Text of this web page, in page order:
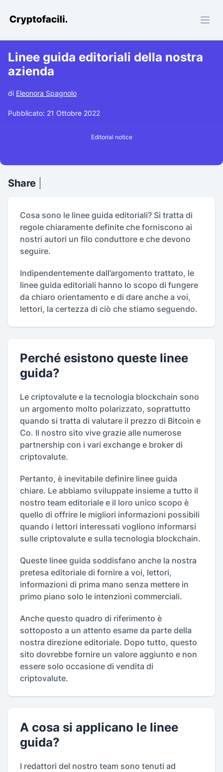
Cryptofacili.com
Linee guida editoriali della nostra
azienda
di Eleonora Spagnolo
Pubblicato: 21 Ottobre 2022
Editorial notice
Share
Cosa sono le linee guida editoriali? Si tratta di
regole chiaramente definite che forniscono ai
nostri autori un filo conduttore e che devono
seguire.
Indipendentemente dall’argomento trattato, le
linee guida editoriali hanno lo scopo di fungere
da chiaro orientamento e di dare anche a voi,
lettori, la certezza di ciò che stiamo seguendo.
Perché esistono queste linee
guida?
Le criptovalute e la tecnologia blockchain sono
un argomento molto polarizzato, soprattutto
quando si tratta di valutare il prezzo di Bitcoin e
Co. Il nostro sito vive grazie alle numerose
partnership con i vari exchange e broker di
criptovalute.
Pertanto, è inevitabile definire linee guida
chiare. Le abbiamo sviluppate insieme a tutto il
nostro team editoriale e il loro unico scopo è
quello di offrire le migliori informazioni possibili
quando i lettori interessati vogliono informarsi
sulle criptovalute e sulla tecnologia blockchain.
Queste linee guida soddisfano anche la nostra
pretesa editoriale di fornire a voi, lettori,
informazioni di prima mano senza mettere in
primo piano solo le intenzioni commerciali.
Anche questo quadro di riferimento è
sottoposto a un attento esame da parte della
nostra direzione editoriale. Dopo tutto, questo
sito dovrebbe fornire un valore aggiunto e non
essere solo occasione di vendita di
criptovalute.
A cosa si applicano le linee
guida?
I redattori del nostro team sono tenuti ad